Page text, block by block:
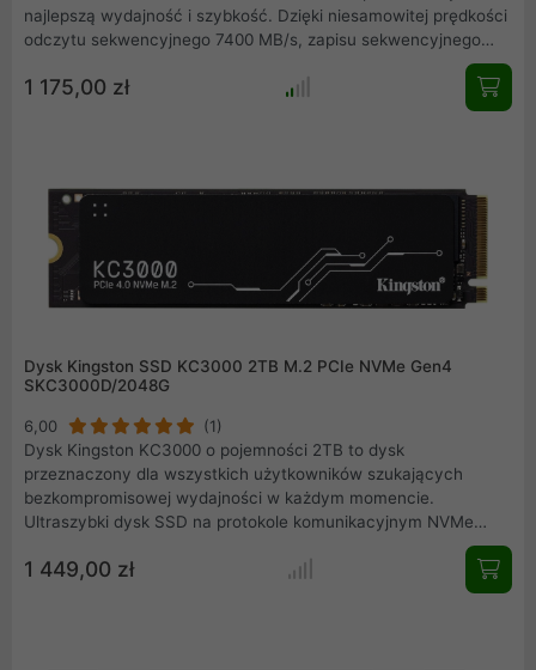
najlepszą wydajność i szybkość. Dzięki niesamowitej prędkości
odczytu sekwencyjnego 7400 MB/s, zapisu sekwencyjnego
6500 MB/s i szybkości odczytu losowego do 1 000 000 IOP,
dysk SSD Lexar NM790 2TB ma wydajność, dzięki której
dotrzesz do mety jako pierwszy lub z łatwością dotrzymasz
1 175,00 zł
Dysk Kingston SSD KC3000 2TB M.2 PCIe NVMe Gen4
SKC3000D/2048G
6,00
(1)
Dysk Kingston KC3000 o pojemności 2TB to dysk
przeznaczony dla wszystkich użytkowników szukających
bezkompromisowej wydajności w każdym momencie.
Ultraszybki dysk SSD na protokole komunikacyjnym NVMe
PCIe Gen4 zapewnia niesamowite prędkości odczytu do 7000 i
zapisu do 7000MB/s. Bez obaw możecie korzystać z pełnej
wydajności KC3000 nie martwiąc się o wysokie temperatury i
1 449,00 zł